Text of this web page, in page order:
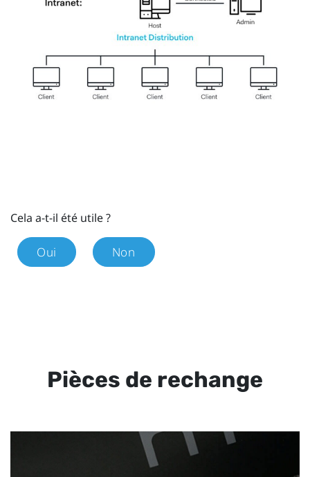
Cela a-t-il été utile ?
Oui Non
Pièces de rechange